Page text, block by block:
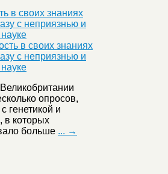
в своих знаниях
с неприязнью и
опросов,
генетикой и
в которых
больше ... →